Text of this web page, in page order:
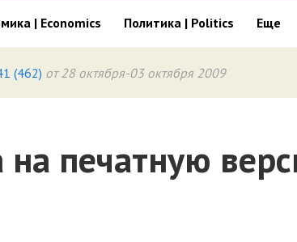
| Economics Политика | Politics Еще
(462) от 28 октября-03 октября 2009
на печатную